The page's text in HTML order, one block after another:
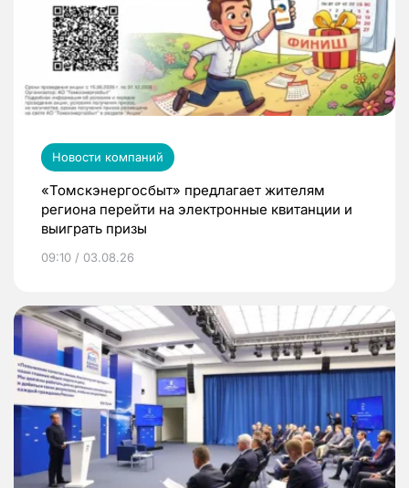
Новости компаний
«Томскэнергосбыт» предлагает жителям
региона перейти на электронные квитанции и
выиграть призы
09:10 / 03.08.26